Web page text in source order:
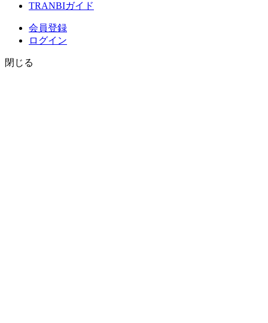
TRANBIガイド
会員登録
ログイン
閉じる